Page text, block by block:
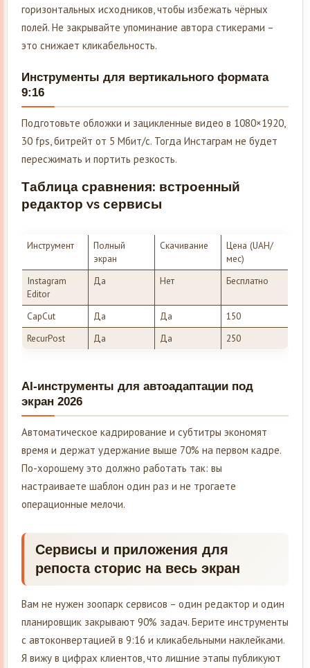
горизонтальных исходников, чтобы избежать чёрных
полей. Не закрывайте упоминание автора стикерами –
это снижает кликабельность.
Инструменты для вертикального формата
9:16
Подготовьте обложки и зацикленные видео в 1080×1920,
30 fps, битрейт от 5 Мбит/с. Тогда Инстаграм не будет
пересжимать и портить резкость.
Таблица сравнения: встроенный
редактор vs сервисы
Инструмент
Полный
экран
Скачивание
Цена (UAH/
мес)
Instagram
Editor
Да Нет Бесплатно
CapCut Да Да
150
RecurPost
Да Да 250
AI-инструменты для автоадаптации под
экран 2026
Автоматическое кадрирование и субтитры экономят
время и держат удержание выше 70% на первом кадре.
По-хорошему это должно работать так: вы
настраиваете шаблон один раз и не трогаете
операционные мелочи.
Сервисы и приложения для
репоста сторис на весь экран
Вам не нужен зоопарк сервисов – один редактор и один
планировщик закрывают 90% задач. Берите инструменты
с автоконвертацией в 9:16 и кликабельными наклейками.
Я вижу в цифрах клиентов, что лишние этапы публикуют